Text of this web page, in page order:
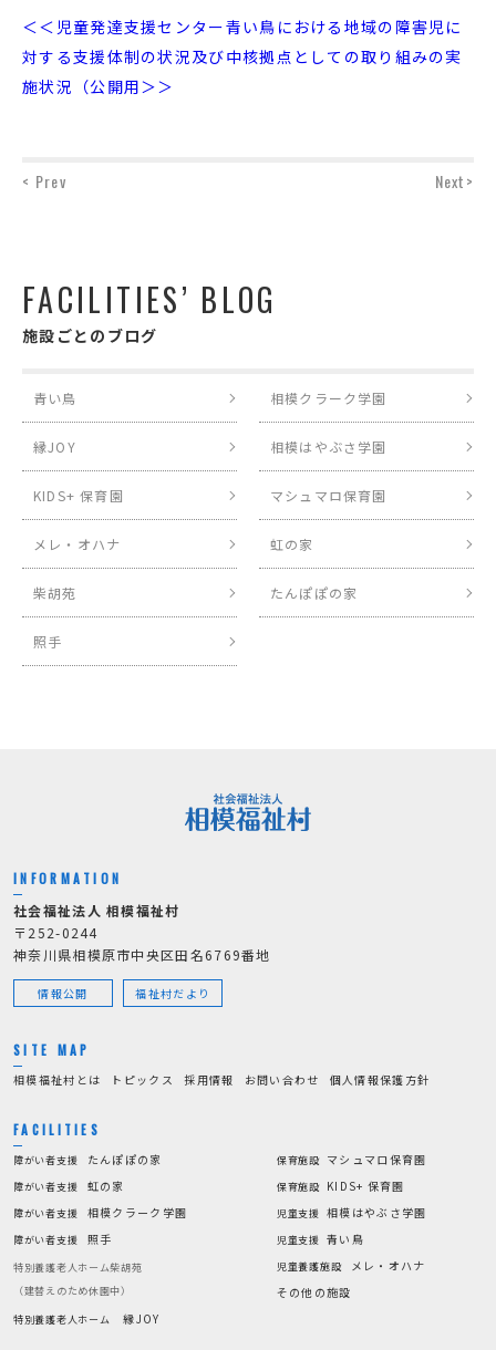
FACILITIES’ BLOG
施設ごとのブログ
青い鳥 相模クラーク学園
縁JOY 相模はやぶさ学園
KIDS+ 保育園 マシュマロ保育園
メレ・オハナ 虹の家
柴胡苑 たんぽぽの家
照手
＜＜児童発達支援センター青い鳥における地域の障害児に
対する支援体制の状況及び中核拠点としての取り組みの実
施状況（公開用＞＞
< Prev Next>
INFORMATION
社会福祉法人 相模福祉村
〒252-0244
神奈川県相模原市中央区田名6769番地
情報公開 福祉村だより
SITE MAP
相模福祉村とは トピックス 採用情報 お問い合わせ 個人情報保護方針
FACILITIES
障がい者支援 たんぽぽの家
障がい者支援 虹の家
障がい者支援 相模クラーク学園
障がい者支援 照手
特別養護老人ホーム柴胡苑
（建替えのため休園中）
特別養護老人ホーム
縁JOY
保育施設 マシュマロ保育園
保育施設 KIDS+ 保育園
児童支援 相模はやぶさ学園
児童支援 青い鳥
児童養護施設
メレ・オハナ
その他の施設